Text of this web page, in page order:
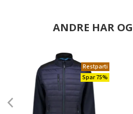
ANDRE HAR
Restparti
Spar 75%